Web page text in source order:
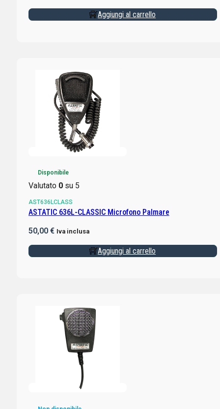
Aggiungi al carrello
Disponibile
Valutato 0su 5
AST636LCLASS
ASTATIC 636L-CLASSIC Microfono Palmare
50,00 € Iva inclusa
Aggiungi al carrello